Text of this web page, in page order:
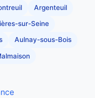
Argenteuil
sur-Seine
Aulnay-sous-Bois